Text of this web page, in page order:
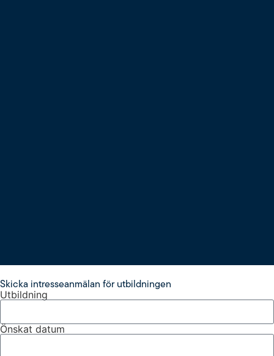
Skicka intresseanmälan för utbildningen
Utbildning
Önskat datum